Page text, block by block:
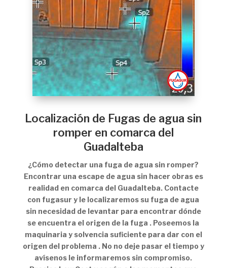
Localización de Fugas de agua sin
romper en comarca del
Guadalteba
¿Cómo detectar una fuga de agua sin romper?
Encontrar una escape de agua sin hacer obras es
realidad en comarca del Guadalteba. Contacte
con fugasur y le localizaremos su fuga de agua
sin necesidad de levantar para encontrar dónde
se encuentra el origen de la fuga . Poseemos la
maquinaria y solvencia suficiente para dar con el
origen del problema . No no deje pasar el tiempo y
avísenos le informaremos sin compromiso.